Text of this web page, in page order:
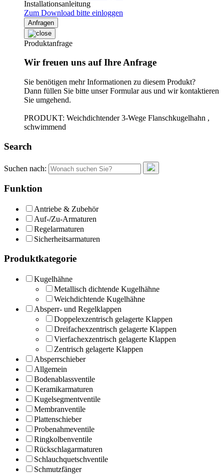
Installationsanleitung
Zum Download bitte einloggen
Anfragen
Produktanfrage
Wir freuen uns auf Ihre Anfrage
Sie benötigen mehr Informationen zu diesem Produkt?
Dann füllen Sie bitte unser Formular aus und wir kontaktieren
Sie umgehend.
PRODUKT: Weichdichtender 3-Wege Flanschkugelhahn ,
schwimmend
Search
Suchen nach:
Funktion
Antriebe & Zubehör
Auf-/Zu-Armaturen
Regelarmaturen
Sicherheitsarmaturen
Produktkategorie
Kugelhähne
Metallisch dichtende Kugelhähne
Weichdichtende Kugelhähne
Absperr- und Regelklappen
Doppelexzentrisch gelagerte Klappen
Dreifachexzentrisch gelagerte Klappen
Vierfachexzentrisch gelagerte Klappen
Zentrisch gelagerte Klappen
Absperrschieber
Allgemein
Bodenablassventile
Keramikarmaturen
Kugelsegmentventile
Membranventile
Plattenschieber
Probenahmeventile
Ringkolbenventile
Rückschlagarmaturen
Schlauchquetschventile
Schmutzfänger